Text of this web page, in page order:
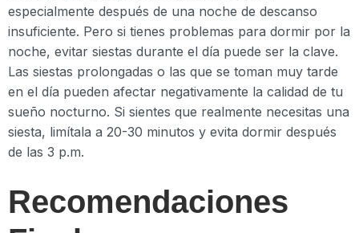
especialmente después de una noche de descanso
insuficiente. Pero si tienes problemas para dormir por la
noche, evitar siestas durante el día puede ser la clave.
Las siestas prolongadas o las que se toman muy tarde
en el día pueden afectar negativamente la calidad de tu
sueño nocturno. Si sientes que realmente necesitas una
siesta, limítala a 20-30 minutos y evita dormir después
de las 3 p.m.
Recomendaciones